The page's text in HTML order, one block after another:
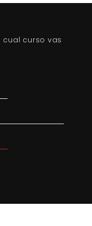
cual curso vas